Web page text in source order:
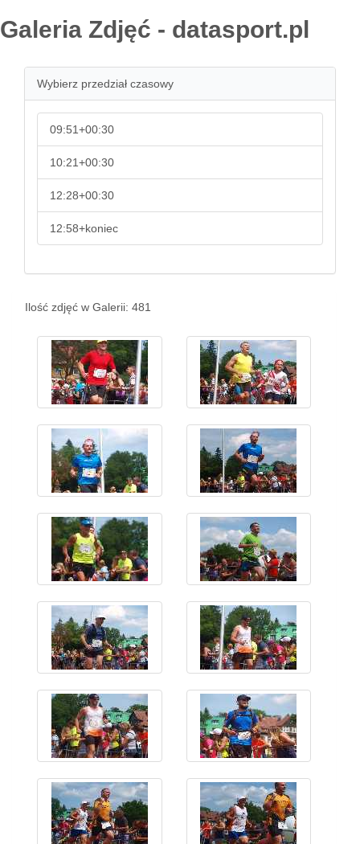
Galeria Zdjęć - datasport.pl
Wybierz przedział czasowy
09:51+00:30
10:21+00:30
12:28+00:30
12:58+koniec
Ilość zdjęć w Galerii: 481